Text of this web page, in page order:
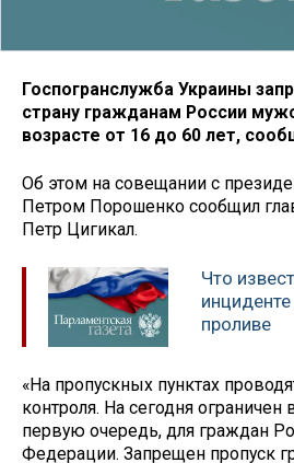
Госпогранслужба Украины
страну гражданам России
возрасте от 16 до 60 лет,
Об этом на совещании с
Петром Порошенко сообщил
Петр Цигикал.
Что
проливе
«На пропускных пунктах
контроля. На сегодня
первую очередь, для граждан
Федерации. Запрещен пропуск